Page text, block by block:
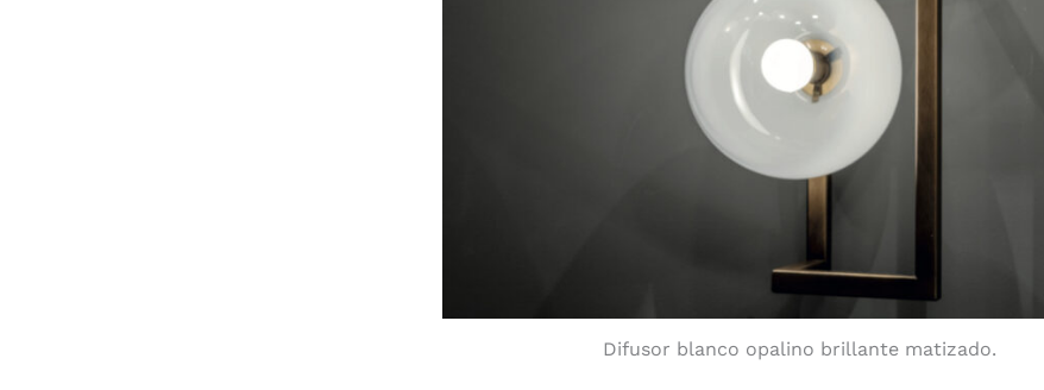
Difusor blanco opalino brillante matizado.